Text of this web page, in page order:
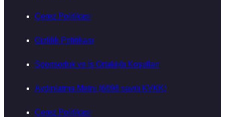
Çerez Politikası
Gizlilik Politikası
Sponsorluk ve İş Ortaklığı Koşulları
Aydınlatma Metni (6698 sayılı KVKK)
Çerez Politikası